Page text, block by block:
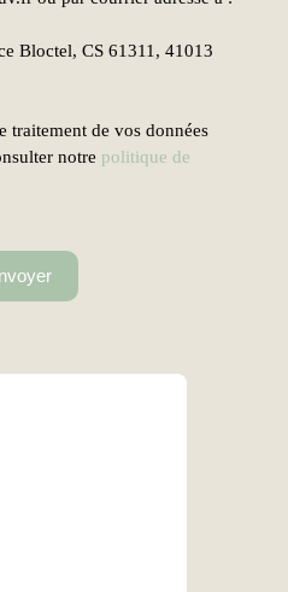
Bloctel, CS 61311, 41013
traitement de vos données
notre politique de